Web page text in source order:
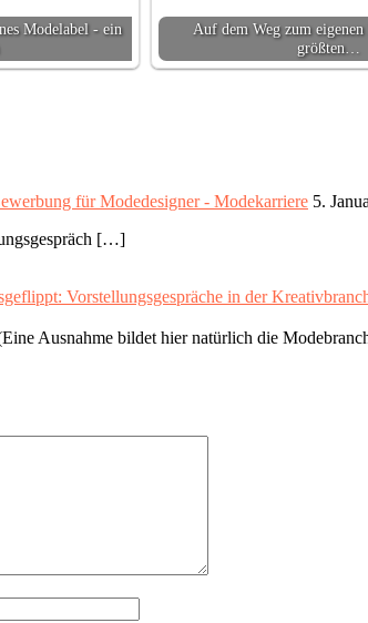
Modelabel - ein
Auf dem Weg zum
größten…
für Modedesigner - Modekarriere 5.
[…]
Vorstellungsgespräche in der
Ausnahme bildet hier natürlich die